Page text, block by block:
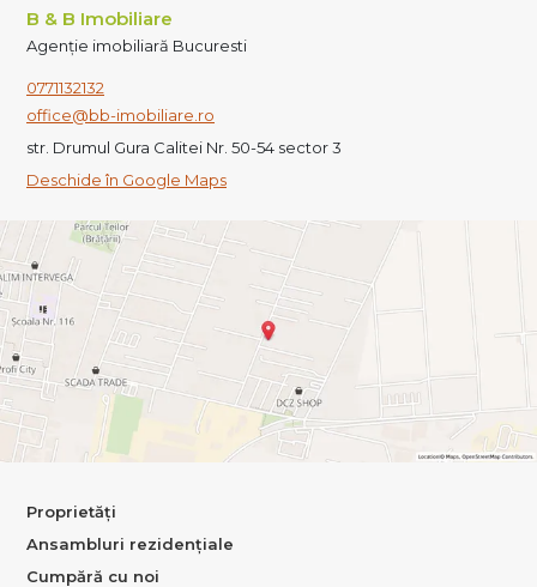
B & B Imobiliare
Agenție imobiliară Bucuresti
0771132132
office@bb-imobiliare.ro
str. Drumul Gura Calitei Nr. 50-54 sector 3
Deschide în Google Maps
Proprietăți
Ansambluri rezidențiale
Cumpără cu noi